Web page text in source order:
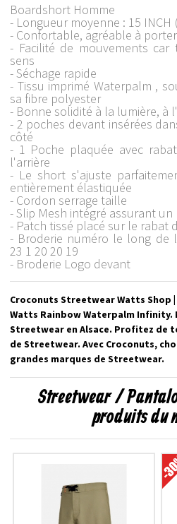
Boardshort Homme
- Longueur moyenne : 15
- Confortable, agréable à
- Facilité de mouvements
sens
- Séchage rapide
- Tissu imprimé Waterpalm ,
sa fibre polyester
- Bonne solidité à la lumière, à
- 2 poches devant insérées
côté
- 1 Poche plaquée avec
l'arrière
- Le short s'ajuste
entièrement élastiquée
- Cordon serrage taille
- Slip Mesh intégré assurant
- Patch tissé placé sur le rabat
- Broderie numéro le long
23 1 20 20 19
- Broderie Logo devant
Croconuts Streetwear Watts Shop
Watts Rainbow Waterpalm Infinity.
Streetwear en Alsace. Profitez de
de Streetwear. Avec Croconuts,
grandes marques de Streetwear.
Streetwear /
produits du